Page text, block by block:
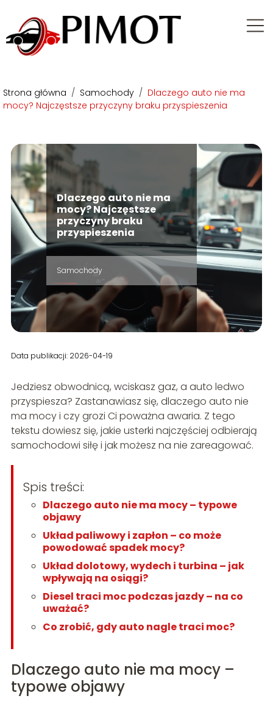
Strona główna / Samochody / Dlaczego auto nie ma
mocy? Najczęstsze przyczyny braku przyspieszenia
Dlaczego auto nie ma
mocy? Najczęstsze
przyczyny braku
przyspieszenia
Samochody
Data publikacji: 2026-04-19
Jedziesz obwodnicą, wciskasz gaz, a auto ledwo
przyspiesza? Zastanawiasz się, dlaczego auto nie
ma mocy i czy grozi Ci poważna awaria. Z tego
tekstu dowiesz się, jakie usterki najczęściej odbierają
samochodowi siłę i jak możesz na nie zareagować.
Spis treści:
Dlaczego auto nie ma mocy – typowe
objawy
Układ paliwowy i zapłon – co może
powodować spadek mocy?
Układ dolotowy, wydech i turbina – jak
wpływają na osiągi?
Diesel traci moc podczas jazdy – na co
uważać?
Co zrobić, gdy auto nagle traci moc?
Dlaczego auto nie ma mocy –
typowe objawy